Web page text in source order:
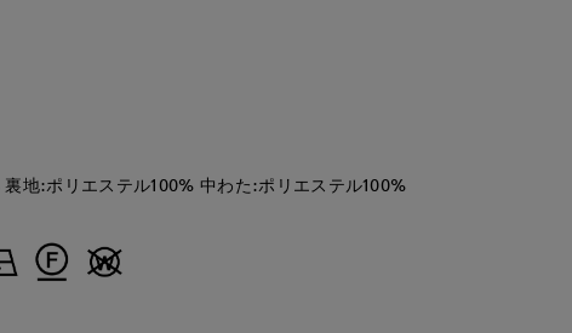
158cm
158cm
170cm
地:ポリエステル100% 中わた:ポリエステル100%